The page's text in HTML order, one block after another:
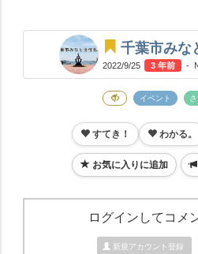
千葉市みな
2022/9/25 3 年前 -
イベント
すてき！ わかる。
お気に入りに追加
ログインしてコメ
新規アカウント登録